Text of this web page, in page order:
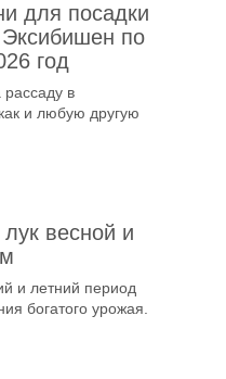
для посадки
по
год
в
и любую другую
весной и
и летний период
богатого урожая.